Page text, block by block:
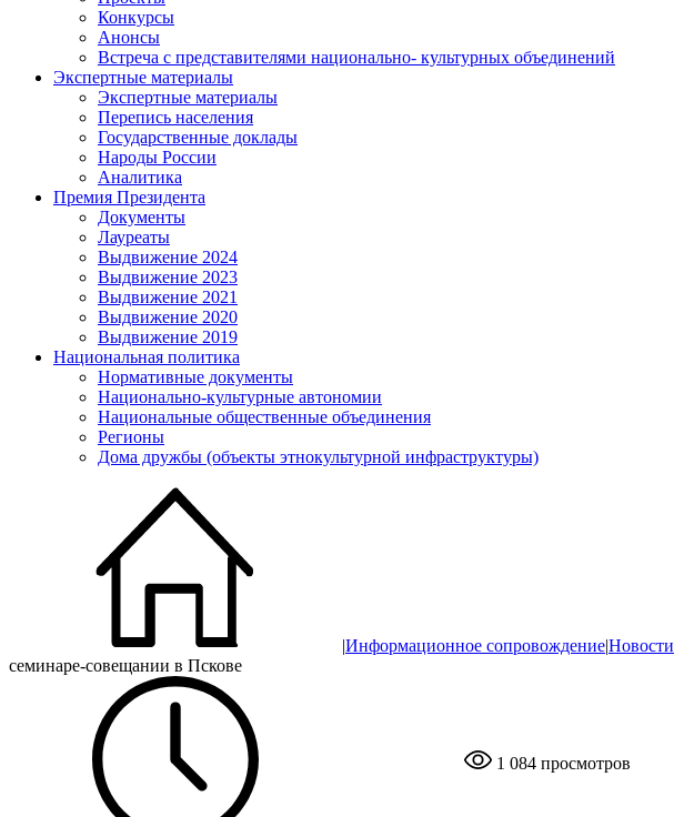
Конкурсы
Анонсы
Встреча с представителями национально- культурных объединений
Экспертные материалы
Экспертные материалы
Перепись населения
Государственные доклады
Народы России
Аналитика
Премия Президента
Документы
Лауреаты
Выдвижение 2024
Выдвижение 2023
Выдвижение 2021
Выдвижение 2020
Выдвижение 2019
Национальная политика
Нормативные документы
Национально-культурные автономии
Национальные общественные объединения
Регионы
Дома дружбы (объекты этнокультурной инфраструктуры)
|Информационное сопровождение|Новости
семинаре-совещании в Пскове
1 084 просмотров